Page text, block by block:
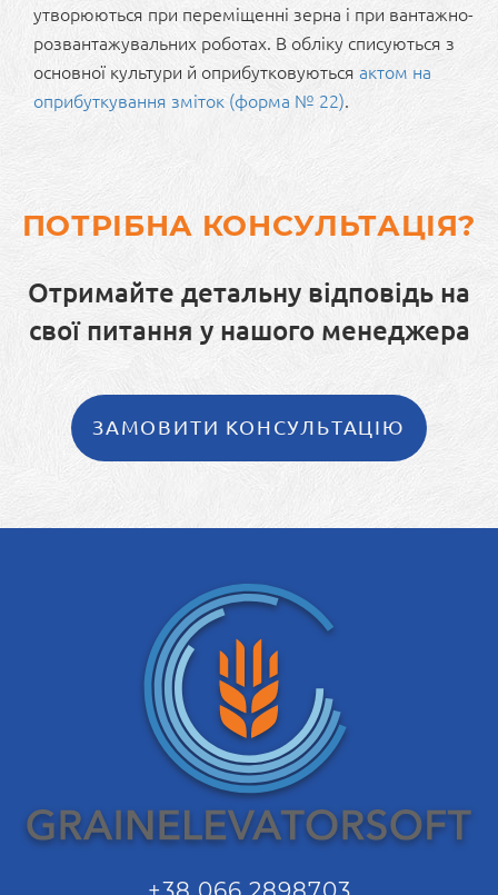
утворюються при переміщенні зерна і при вантажно-
розвантажувальних роботах. В обліку списуються з
основної культури й оприбутковуються актом на
оприбуткування зміток (форма № 22).
ПОТРІБНА КОНСУЛЬТАЦІЯ?
Отримайте детальну відповідь на
свої питання у нашого менеджера
ЗАМОВИТИ КОНСУЛЬТАЦІЮ